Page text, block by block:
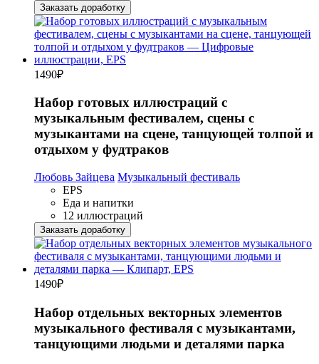
Заказать доработку
1490₽
Набор готовых иллюстраций с
музыкальным фестивалем, сцены с
музыкантами на сцене, танцующей толпой и
отдыхом у фудтраков
Любовь Зайцева Музыкальный фестиваль
EPS
Еда и напитки
12 иллюстраций
Заказать доработку
1490₽
Набор отдельных векторных элементов
музыкального фестиваля с музыкантами,
танцующими людьми и деталями парка